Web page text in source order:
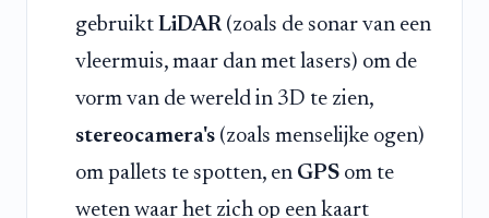
gebruikt LiDAR (zoals de sonar van een
vleermuis, maar dan met lasers) om de
vorm van de wereld in 3D te zien,
stereocamera's (zoals menselijke ogen)
om pallets te spotten, en GPS om te
weten waar het zich op een kaart